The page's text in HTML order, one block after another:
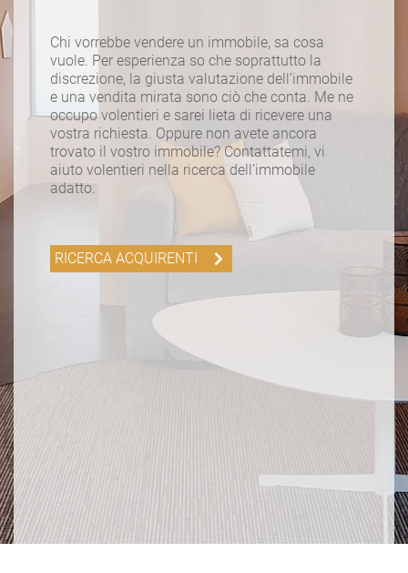
Chi vorrebbe vendere un immobile, sa cosa
vuole. Per esperienza so che soprattutto la
discrezione, la giusta valutazione dell’immobile
e una vendita mirata sono ciò che conta. Me ne
occupo volentieri e sarei lieta di ricevere una
vostra richiesta. Oppure non avete ancora
trovato il vostro immobile? Contattatemi, vi
aiuto volentieri nella ricerca dell’immobile
adatto.
RICERCA ACQUIRENTI